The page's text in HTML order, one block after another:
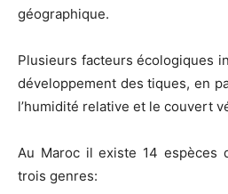
géographique.
Plusieurs facteurs écologiques
développement des tiques, en
l’humidité relative et le couvert
Au Maroc il existe 14 espèces
trois genres: